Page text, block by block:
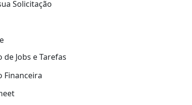
Solicitação
de Jobs e Tarefas
Financeira